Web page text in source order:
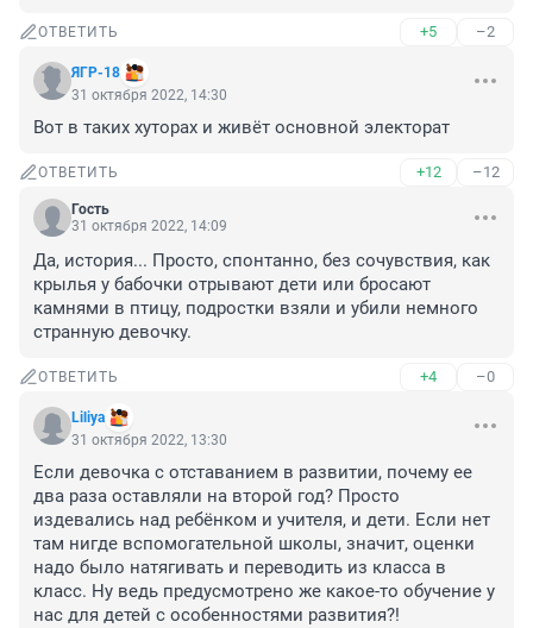
ОТВЕТИТЬ +5 –2
ЯГР-18
31 октября 2022, 14:30
Вот в таких хуторах и живёт основной электорат
ОТВЕТИТЬ +12 –12
Гость
31 октября 2022, 14:09
Да, история... Просто, спонтанно, без сочувствия, как
крылья у бабочки отрывают дети или бросают
камнями в птицу, подростки взяли и убили немного
странную девочку.
ОТВЕТИТЬ +4 –0
Liliya
31 октября 2022, 13:30
Если девочка с отставанием в развитии, почему ее
два раза оставляли на второй год? Просто
издевались над ребёнком и учителя, и дети. Если нет
там нигде вспомогательной школы, значит, оценки
надо было натягивать и переводить из класса в
класс. Ну ведь предусмотрено же какое-то обучение у
нас для детей с особенностями развития?!